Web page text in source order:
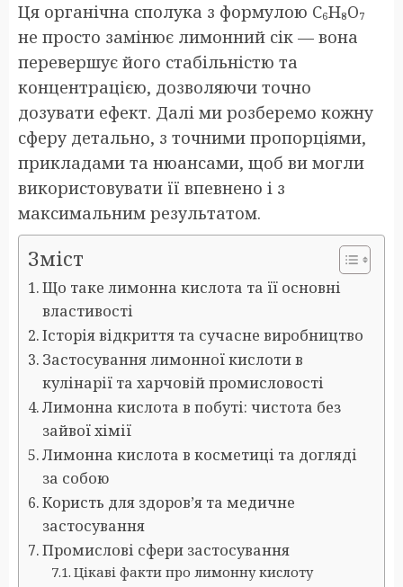
Ця органічна сполука з формулою C₆H₈O₇
не просто замінює лимонний сік — вона
перевершує його стабільністю та
концентрацією, дозволяючи точно
дозувати ефект. Далі ми розберемо кожну
сферу детально, з точними пропорціями,
прикладами та нюансами, щоб ви могли
використовувати її впевнено і з
максимальним результатом.
Зміст
Що таке лимонна кислота та її основні
властивості
Історія відкриття та сучасне виробництво
Застосування лимонної кислоти в
кулінарії та харчовій промисловості
Лимонна кислота в побуті: чистота без
зайвої хімії
Лимонна кислота в косметиці та догляді
за собою
Користь для здоров’я та медичне
застосування
Промислові сфери застосування
Цікаві факти про лимонну кислоту